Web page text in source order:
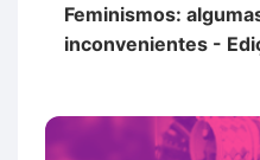
Feminismos:
inconvenientes -